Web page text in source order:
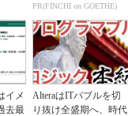
PR(FINCHI on GOETHE)
イメ
去最
AlteraはITバブルを切
り抜け全盛期へ、時代